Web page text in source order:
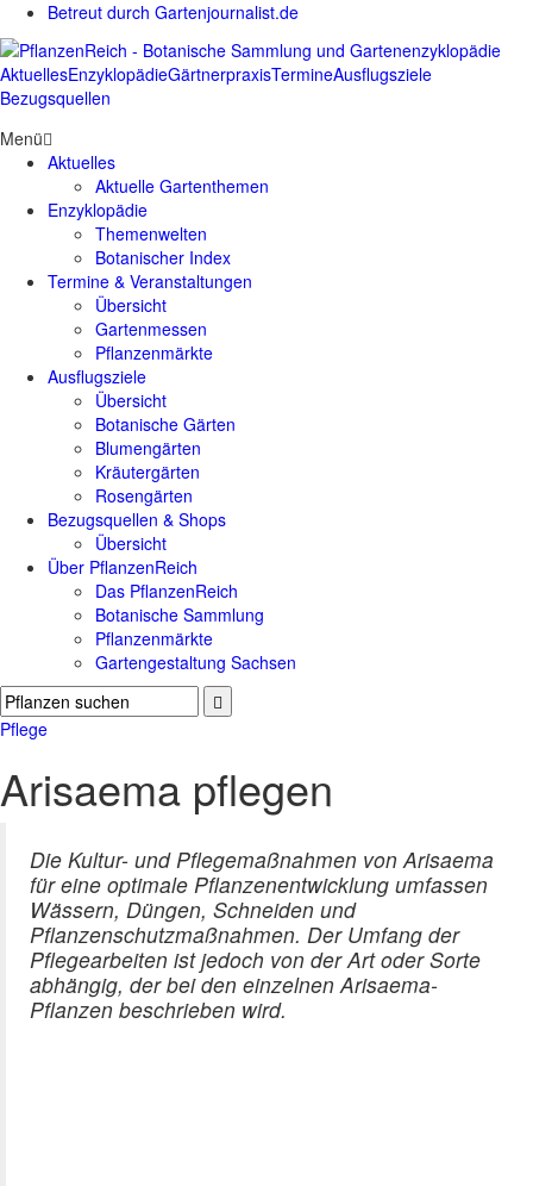
Betreut durch Gartenjournalist.de
AktuellesEnzyklopädieGärtnerpraxisTermineAusflugsziele
Bezugsquellen
Menü
Aktuelles
Aktuelle Gartenthemen
Enzyklopädie
Themenwelten
Botanischer Index
Termine & Veranstaltungen
Übersicht
Gartenmessen
Pflanzenmärkte
Ausflugsziele
Übersicht
Botanische Gärten
Blumengärten
Kräutergärten
Rosengärten
Bezugsquellen & Shops
Übersicht
Über PflanzenReich
Das PflanzenReich
Botanische Sammlung
Pflanzenmärkte
Gartengestaltung Sachsen
Pflege
Arisaema pflegen
Die Kultur- und Pflegemaßnahmen von Arisaema
für eine optimale Pflanzenentwicklung umfassen
Wässern, Düngen, Schneiden und
Pflanzenschutzmaßnahmen. Der Umfang der
Pflegearbeiten ist jedoch von der Art oder Sorte
abhängig, der bei den einzelnen Arisaema-
Pflanzen beschrieben wird.